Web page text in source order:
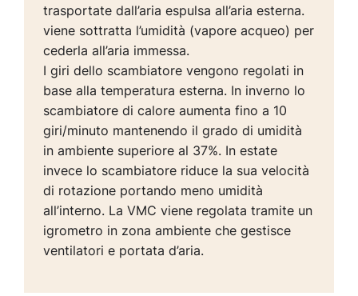
trasportate dall’aria espulsa all’aria esterna.
viene sottratta l’umidità (vapore acqueo) per
cederla all’aria immessa.
I giri dello scambiatore vengono regolati in
base alla temperatura esterna. In inverno lo
scambiatore di calore aumenta fino a 10
giri/minuto mantenendo il grado di umidità
in ambiente superiore al 37%. In estate
invece lo scambiatore riduce la sua velocità
di rotazione portando meno umidità
all’interno. La VMC viene regolata tramite un
igrometro in zona ambiente che gestisce
ventilatori e portata d’aria.